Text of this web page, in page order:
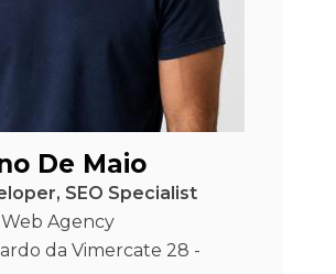
De Maio
SEO Specialist
Agency
da Vimercate 28 -